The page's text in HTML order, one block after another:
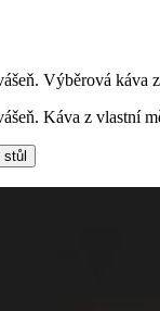
Výběrová káva
Káva z vlastní
stůl